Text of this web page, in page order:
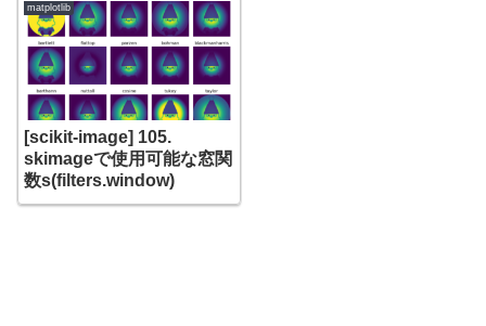
matplotlib
[scikit-image] 105.
skimageで使用可能な窓関
数s(filters.window)